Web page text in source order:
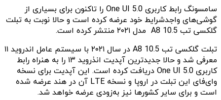
سامسونگ رابط کاربری One UI 5.0 را تاکنون برای بسیاری از
گوشی‌های واجدشرایط خود عرضه کرده است و حالا نوبت به تبلت
گلکسی تب A8 10.5 مدل ۲۰۲۱ منتشر کرده است.
تبلت گلکسی تب A8 10.5 در سال ۲۰۲۱ با سیستم عامل اندروید ۱۱
معرفی شد و حالا جدیدترین آپدیت انذروید ۱۳ را به هنراه رابط
کاربری One UI 5.0 دریافت کرده است. این آپدیت برای نسخه
وای‌فای این تبلت در اروپا و نسخه LTE آن در هند عرضه شده
است و برای سایر کشورها نیز به‌زودی عرضه خواهد شد.